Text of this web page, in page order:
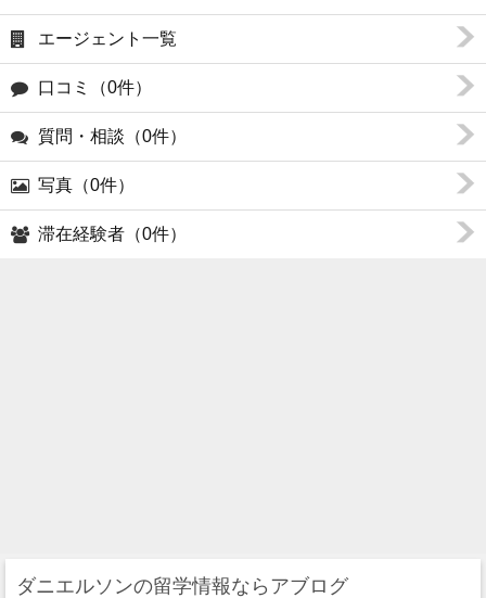
エージェント一覧
口コミ（0件）
質問・相談（0件）
写真（0件）
滞在経験者（0件）
ダニエルソンの留学情報ならアブログ